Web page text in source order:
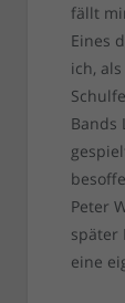
fällt
Eines
ich,
Bands
Peter
später
eine